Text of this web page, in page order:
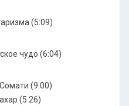
(5:09)
чудо (6:04)
(9:00)
(5:26)